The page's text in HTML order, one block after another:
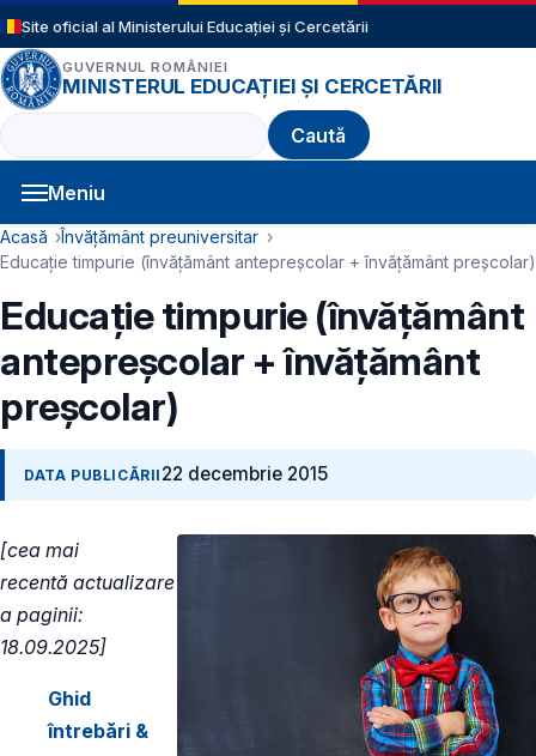
Sari la conținutul principal
Site oficial al Ministerului Educației și Cercetării
GUVERNUL ROMÂNIEI
MINISTERUL EDUCAȚIEI ȘI CERCETĂRII
Caută
Meniu
Navigație principală
Cale de navigare
Acasă
Învățământ preuniversitar
Educație timpurie (învățământ antepreșcolar + învățământ preșcolar)
Educație timpurie (învățământ
antepreșcolar + învățământ
preșcolar)
DATA PUBLICĂRII 22 decembrie 2015
[cea mai
recentă actualizare
a paginii:
18.09.2025]
Ghid
întrebări &